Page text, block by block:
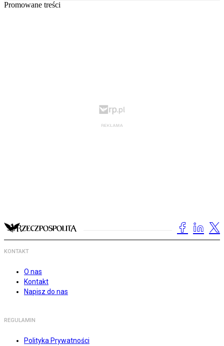
Promowane treści
KONTAKT
O nas
Kontakt
Napisz do nas
REGULAMIN
Polityka Prywatności